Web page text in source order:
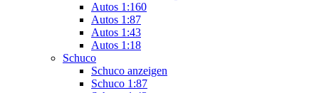
Autos 1:160
Autos 1:87
Autos 1:43
Autos 1:18
Schuco
Schuco anzeigen
Schuco 1:87